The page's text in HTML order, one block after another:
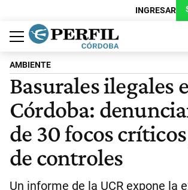
INGRESAR
Política
Economía
Judiciales
Sociedad
Cultura
Espectáculos
Deportes
Protagonistas
AMBIENTE
Basurales ilegales
Córdoba:
de 30 focos
de controles
Un informe de la UCR expone la